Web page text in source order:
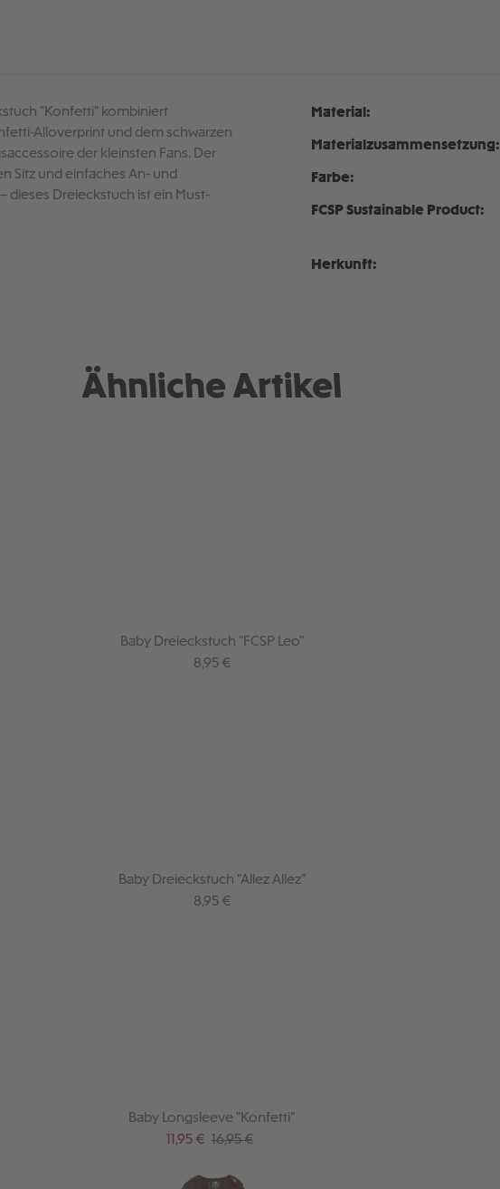
"Konfetti" kombiniert
Alloverprint und dem schwarzen
der kleinsten Fans. Der
Sitz und einfaches An- und
dieses Dreieckstuch ist ein Must-
Material:
Materialzusammensetzung:
Farbe:
FCSP Sustainable Product:
Herkunft:
Ähnliche Artikel
Baby Dreieckstuch "FCSP Leo"
Regulärer Preis:
8,95 €
Baby Dreieckstuch "Allez Allez"
Regulärer Preis:
8,95 €
Baby Longsleeve "Konfetti"
Verkaufspreis:
11,95 € Regulärer Preis:
16,95 €